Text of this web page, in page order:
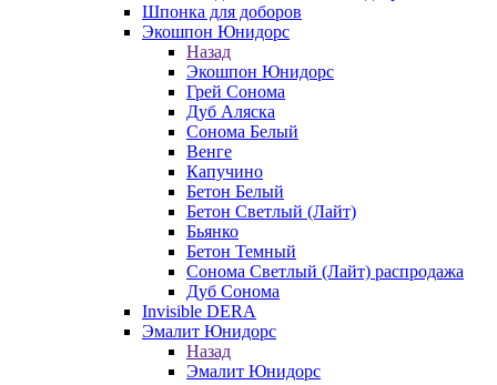
Шпонка для доборов
Экошпон Юнидорс
Назад
Экошпон Юнидорс
Грей Сонома
Дуб Аляска
Сонома Белый
Венге
Капучино
Бетон Белый
Бетон Светлый (Лайт)
Бьянко
Бетон Темный
Сонома Светлый (Лайт) распродажа
Дуб Сонома
Invisible DERA
Эмалит Юнидорс
Назад
Эмалит Юнидорс